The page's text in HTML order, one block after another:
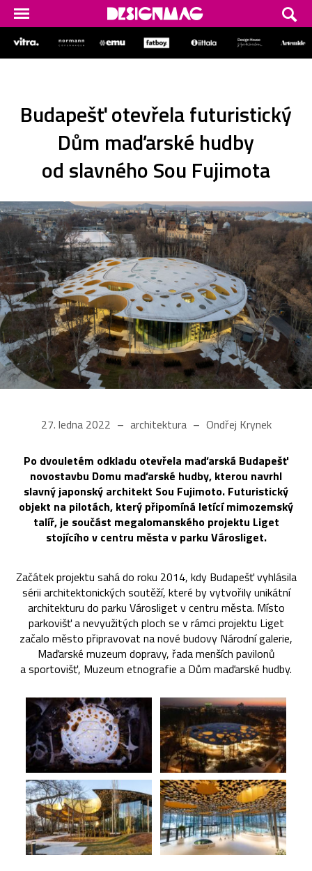
Budapešť otevřela futuristický
Dům maďarské hudby
od slavného Sou Fujimota
27. ledna 2022 architektura Ondřej Krynek
Po dvouletém odkladu otevřela maďarská Budapešť
novostavbu Domu maďarské hudby, kterou navrhl
slavný japonský architekt Sou Fujimoto. Futuristický
objekt na pilotách, který připomíná letící mimozemský
talíř, je součást megalomanského projektu Liget
stojícího v centru města v parku Városliget.
Začátek projektu sahá do roku 2014, kdy Budapešť vyhlásila
sérii architektonických soutěží, které by vytvořily unikátní
architekturu do parku Városliget v centru města. Místo
parkovišť a nevyužitých ploch se v rámci projektu Liget
začalo město připravovat na nové budovy Národní galerie,
Maďarské muzeum dopravy, řada menších pavilonů
a sportovišť, Muzeum etnografie a Dům maďarské hudby.